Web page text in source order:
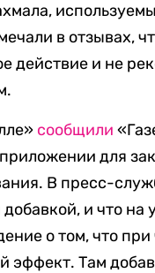
в отзывах,
действие и не
сообщили
для
В пресс-
и что на
о том, что
эффект. Там